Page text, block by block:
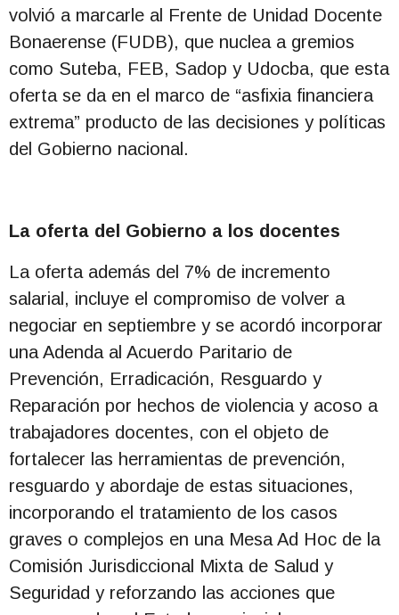
volvió a marcarle al Frente de Unidad Docente
Bonaerense (FUDB), que nuclea a gremios
como Suteba, FEB, Sadop y Udocba, que esta
oferta se da en el marco de “asfixia financiera
extrema” producto de las decisiones y políticas
del Gobierno nacional.
La oferta del Gobierno a los docentes
La oferta además del 7% de incremento
salarial, incluye el compromiso de volver a
negociar en septiembre y se acordó incorporar
una Adenda al Acuerdo Paritario de
Prevención, Erradicación, Resguardo y
Reparación por hechos de violencia y acoso a
trabajadores docentes, con el objeto de
fortalecer las herramientas de prevención,
resguardo y abordaje de estas situaciones,
incorporando el tratamiento de los casos
graves o complejos en una Mesa Ad Hoc de la
Comisión Jurisdiccional Mixta de Salud y
Seguridad y reforzando las acciones que